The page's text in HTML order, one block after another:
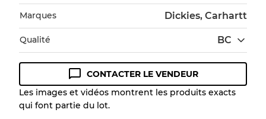
Marques Dickies, Carhartt
Qualité BC
Guide des conditions
Tous les produits incluent un niveau de
CONTACTER LE VENDEUR
Les images et vidéos montrent les produits exacts
qui font partie du lot.